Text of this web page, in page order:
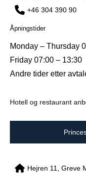
+46 304 390 90
Åpningstider
Monday – Thursday
Friday 07:00 – 13:30
Andre tider etter
Hotell og restaurant
Hejren 11, Greve